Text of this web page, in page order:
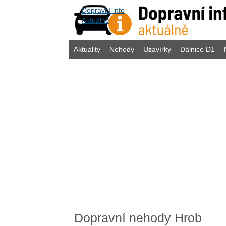
Dopravní info
Aktuálně
Aktuality Nehody Uzavírky Dálnice D1
Dopravní nehody Hrob